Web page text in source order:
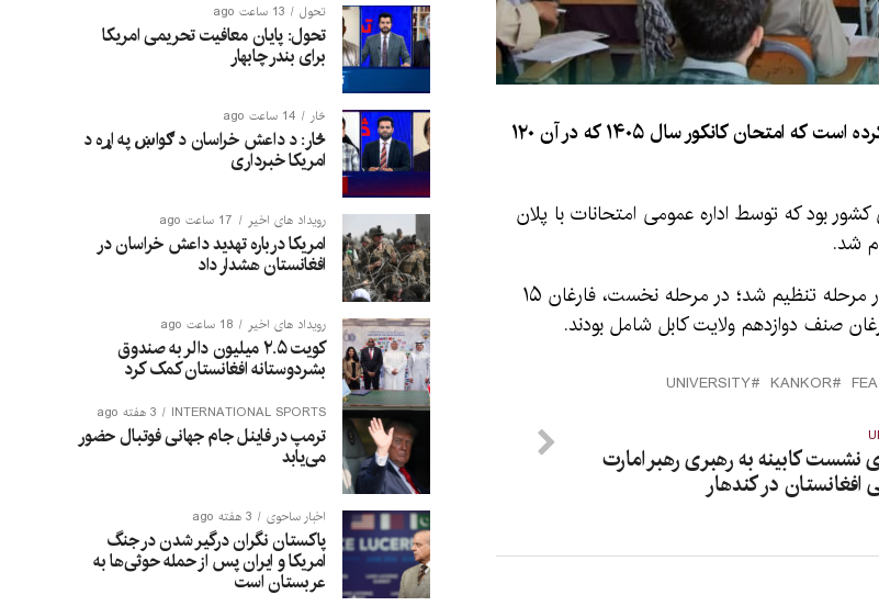
عبدالباقی حقانی، رئیس عمومی اداره ملی امتحانات، اعلام کرده است که امتحان کانکور سال ۱۴۰۵ که در آن ۱۲۰
بود که توسط اداره عمومی امتحانات با پلان
شد.
امتحان کانکور امسال از سوی اداره عمومی امتحانات در چهار مرحله تنظیم شد؛ در مرحله نخست، فارغان ۱۵
KANKOR
UNIVERSITY
نشست کابینه به رهبری رهبر امارت
افغانستان در کندهار
تحول 13 ساعت ago
تحول: پایان معافیت تحریمی امریکا
برای بندر چابهار
څار 14 ساعت ago
څار: د داعش خراسان د ګواښ په اړه د
امریکا خبرداری
رویداد های اخیر 17 ساعت ago
امریکا درباره تهدید داعش خراسان در
افغانستان هشدار داد
رویداد های اخیر 18 ساعت ago
کویت ۲.۵ میلیون دالر به صندوق
بشردوستانه افغانستان کمک کرد
INTERNATIONAL SPORTS 3 هفته ago
ترمپ در فاینل جام جهانی فوتبال حضور
می‌یابد
اخبار ساحوی 3 هفته ago
پاکستان نگران درگیر شدن در جنگ
امریکا و ایران پس از حمله حوثی‌ها به
عربستان است